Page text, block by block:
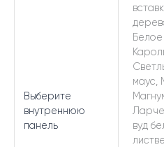
Выберите
внутреннюю
панель
маус,
вуд